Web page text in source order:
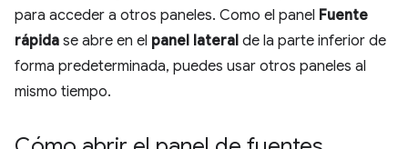
para acceder a otros paneles. Como el panel Fuente
rápida se abre en el panel lateral de la parte inferior de
forma predeterminada, puedes usar otros paneles al
mismo tiempo.